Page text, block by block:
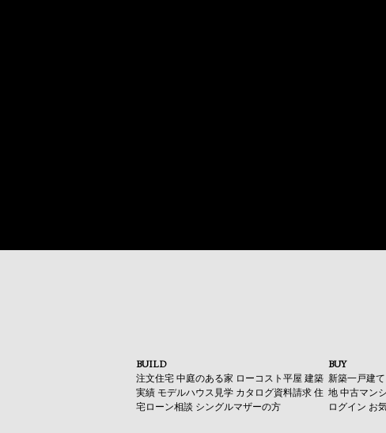
BUILD
注文住宅 中庭のある家 ローコスト平屋 建築
実績 モデルハウス見学 カタログ資料請求 住
宅ローン相談 シングルマザーの方
BUY
新築一戸建て
地 中古マン
ログイン お